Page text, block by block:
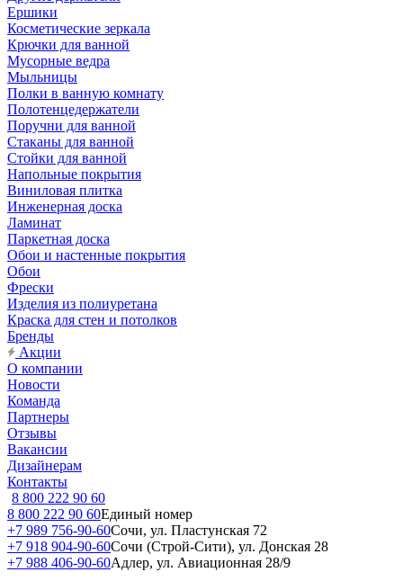
Ершики
Косметические зеркала
Крючки для ванной
Мусорные ведра
Мыльницы
Полки в ванную комнату
Полотенцедержатели
Поручни для ванной
Стаканы для ванной
Стойки для ванной
Напольные покрытия
Виниловая плитка
Инженерная доска
Ламинат
Паркетная доска
Обои и настенные покрытия
Обои
Фрески
Изделия из полиуретана
Краска для стен и потолков
Бренды
Акции
О компании
Новости
Команда
Партнеры
Отзывы
Вакансии
Дизайнерам
Контакты
8 800 222 90 60
8 800 222 90 60Единый номер
+7 989 756-90-60Сочи, ул. Пластунская 72
+7 918 904-90-60Сочи (Строй-Сити), ул. Донская 28
+7 988 406-90-60Адлер, ул. Авиационная 28/9